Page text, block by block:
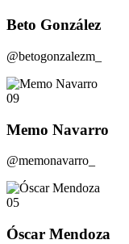
Beto González
@betogonzalezm_
09
Memo Navarro
@memonavarro_
05
Óscar Mendoza